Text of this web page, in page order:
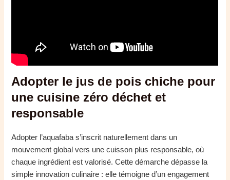
Adopter le jus de pois chiche pour
une cuisine zéro déchet et
responsable
Adopter l’aquafaba s’inscrit naturellement dans un
mouvement global vers une cuisson plus responsable, où
chaque ingrédient est valorisé. Cette démarche dépasse la
simple innovation culinaire : elle témoigne d’un engagement